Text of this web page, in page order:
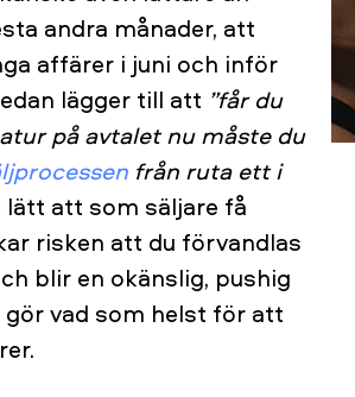
andra månader, att
affärer i juni och inför
lägger till att ”får du
på avtalet nu måste du
från ruta ett i
att som säljare få
risken att du förvandlas
blir en okänslig, pushig
gör vad som helst för att